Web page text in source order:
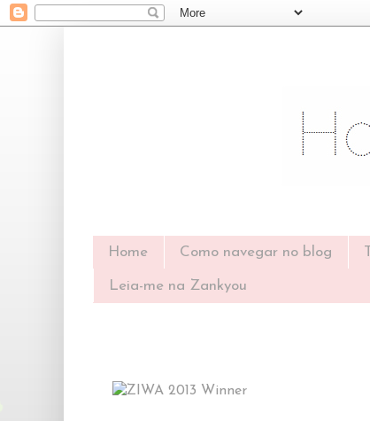
Home Como navegar no blog
Leia-me na Zankyou